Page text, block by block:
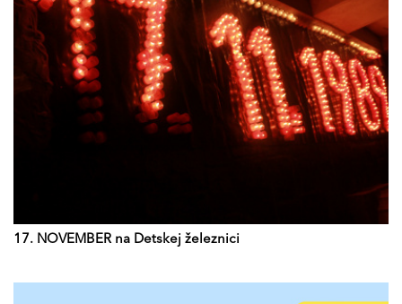
17. NOVEMBER na Detskej železnici